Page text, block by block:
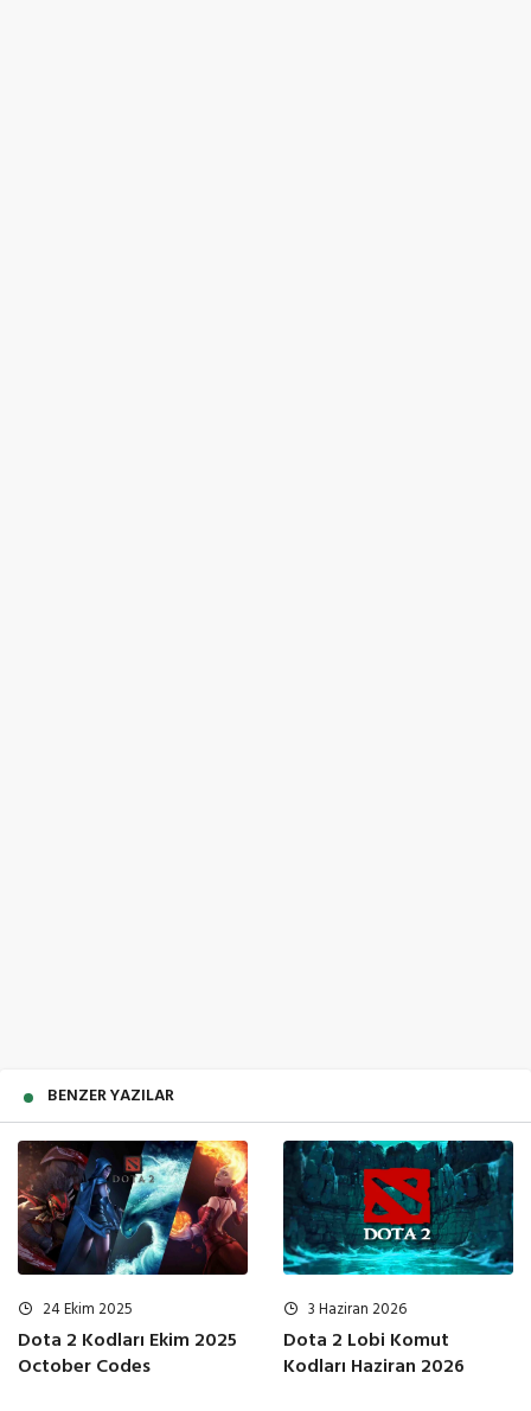
BENZER YAZILAR
24 Ekim 2025
Dota 2 Kodları Ekim 2025
October Codes
3 Haziran 2026
Dota 2 Lobi Komut
Kodları Haziran 2026